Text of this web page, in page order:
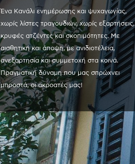
Ένα Κανάλι ενημέρωσης και ψυχαγωγίας,
χωρίς λίστες τραγουδιών, χωρίς εξαρτήσεις,
κρυφές ατζέντες και σκοπιμότητες. Με
αισθητική και άποψη, με ανιδιοτέλεια,
ανεξαρτησία και συμμετοχή στα κοινά.
Πραγματική δύναμη που μας σπρώχνει
μπροστά, οι ακροατές μας!